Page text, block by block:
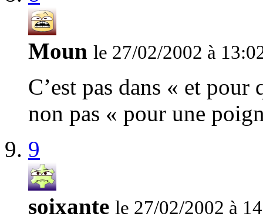
Moun le 27/02/2002 à
C’est pas dans « et
non pas « pour une
9
soixante le 27/02/2002 à